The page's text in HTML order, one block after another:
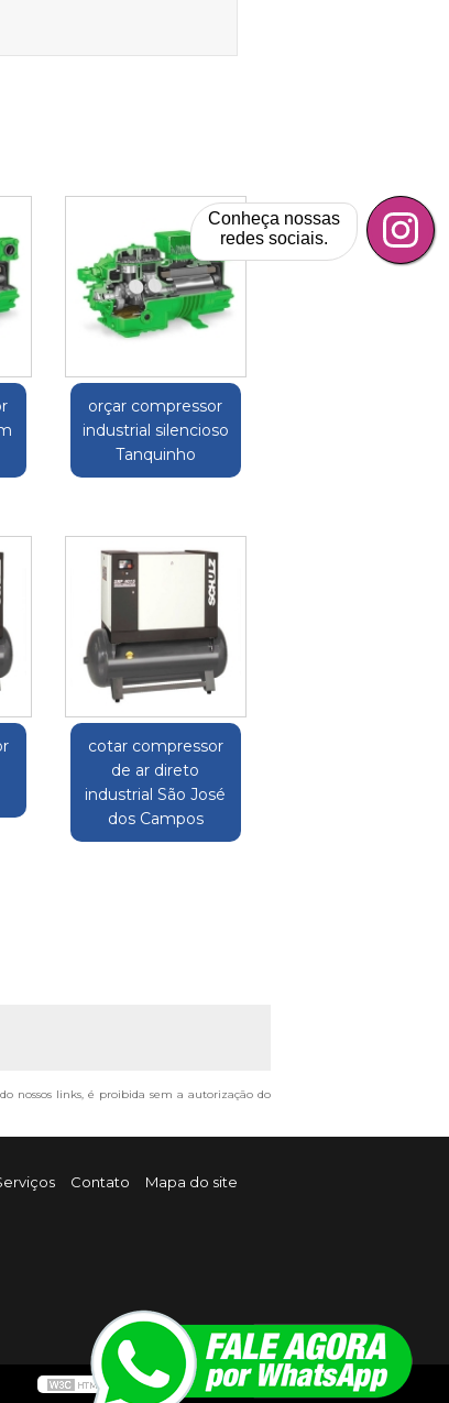
orçar compressor
industrial silencioso
Tanquinho
cotar compressor
de ar direto
industrial São José
dos Campos
nossos links, é proibida sem a autorização do
Contato Mapa do site
Conheça nossas
redes sociais.